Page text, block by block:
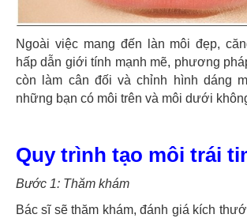
Ngoài việc mang đến làn môi đẹp,
hấp dẫn giới tính mạnh mẽ, phương
còn làm cân đối và chỉnh hình dáng
những bạn có môi trên và môi dưới
Quy trình tạo môi trái
Bước 1: Thăm khám
Bác sĩ sẽ thăm khám, đánh giá kích